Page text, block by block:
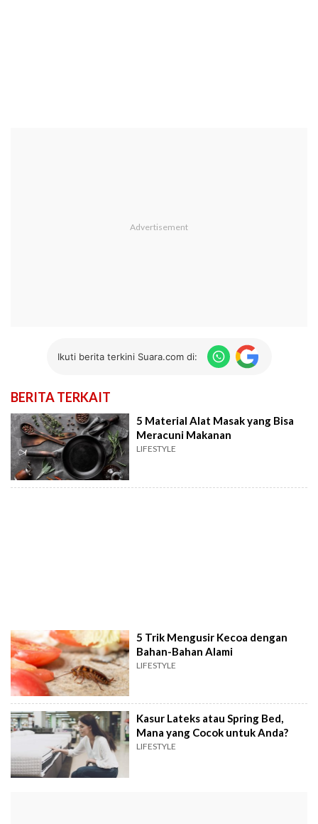
Ikuti berita terkini Suara.com di:
BERITA TERKAIT
5 Material Alat Masak yang Bisa
Meracuni Makanan
LIFESTYLE
5 Trik Mengusir Kecoa dengan
Bahan-Bahan Alami
LIFESTYLE
Kasur Lateks atau Spring Bed,
Mana yang Cocok untuk Anda?
LIFESTYLE